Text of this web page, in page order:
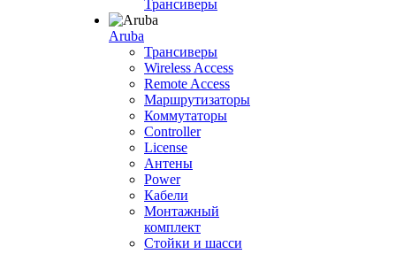
Трансиверы
Aruba
Трансиверы
Wireless Access
Remote Access
Маршрутизаторы
Коммутаторы
Controller
License
Антены
Power
Кабели
Монтажный
комплект
Стойки и шасси